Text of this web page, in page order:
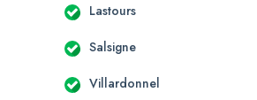
Lastours
Salsigne
Villardonnel